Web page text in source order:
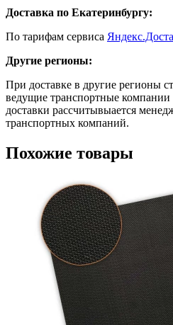
Доставка по Екатеринбургу:
По тарифам сервиса
Другие регионы:
При доставке в другие регионы
ведущие транспортные
доставки рассчитывыается
транспортных компаний.
Похожие товары